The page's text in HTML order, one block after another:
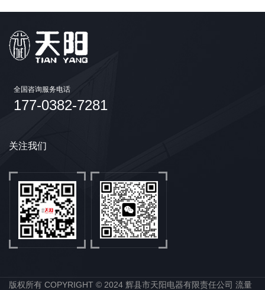
全国咨询服务电话
177-0382-7281
关注我们
版权所有 COPYRIGHT © 2024 辉县市天阳电器有限责任公司 流量